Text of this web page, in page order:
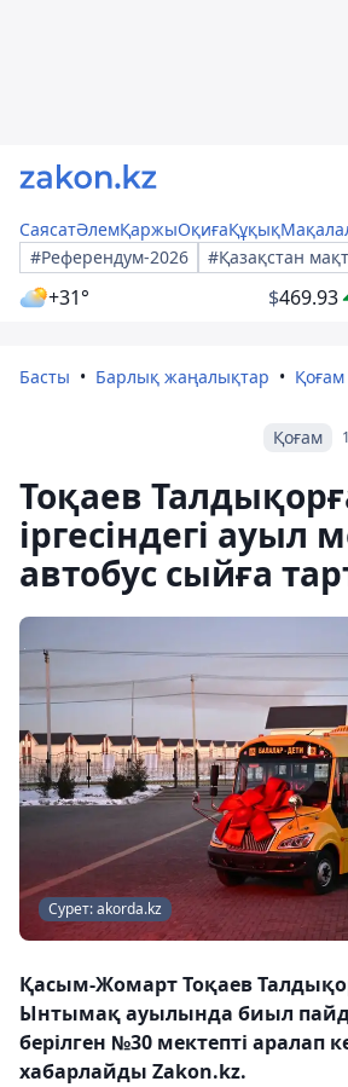
СаясатӘлемҚаржыОқиғаҚұқық
#Референдум-2026
#Қазақстан
+31° $469.93
Басты Барлық жаңалықтар
Қоғам
Тоқаев
іргесіндегі ауыл
автобус сыйға
Сурет: akorda.kz
Қасым-Жомарт Тоқаев
Ынтымақ ауылында биыл
берілген №30 мектепті аралап
хабарлайды Zakon.kz.